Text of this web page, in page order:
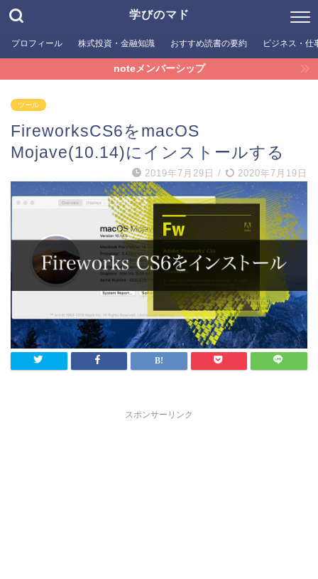
学びのマド
プロフィール 株式投資・金融知識 おすすめ読書の要約 ビジネス・仕
noteメンバーシップ
ツール
FireworksCS6をmacOS
Mojave(10.14)にインストールする
2019年7月29日 / 2020年7月19日
スポンサーリンク